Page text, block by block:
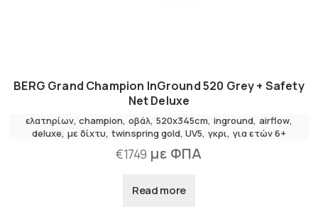
BERG Grand Champion InGround 520 Grey + Safety
Net Deluxe
ελατηρίων champion οβάλ 520x345cm inground airflow
deluxe, με δίχτυ twinspring gold UV5 γκρι για ετών 6+
€1749 με ΦΠΑ
Read more